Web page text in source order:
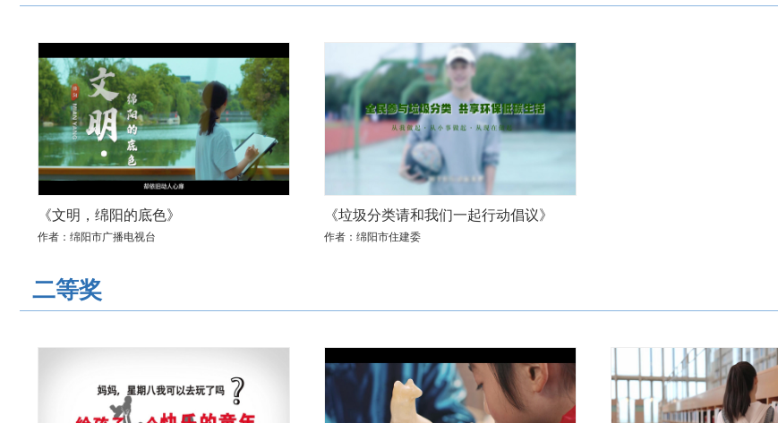
《文明，绵阳的底色》
作者：绵阳市广播电视台
《垃圾分类请和我们一起行动倡议》
作者：绵阳市住建委
二等奖